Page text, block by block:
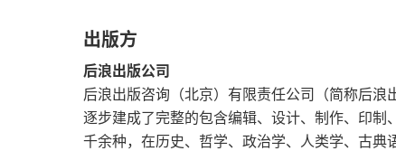
总结与结论
章节复习题
关键术语
出版方
后浪出版公司
后浪出版咨询（北京）有限责任公司（简称后浪
逐步建成了完整的包含编辑、设计、制作、印
千余种，在历史、哲学、政治学、人类学、古